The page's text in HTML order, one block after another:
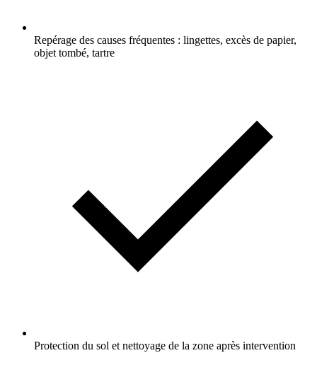
Repérage des causes fréquentes : lingettes, excès de papier,
objet tombé, tartre
Protection du sol et nettoyage de la zone après intervention